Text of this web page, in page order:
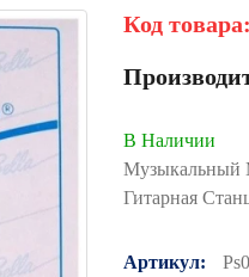
Код товара:
В Наличии
Музыкальный
Гитарная
Артикул: